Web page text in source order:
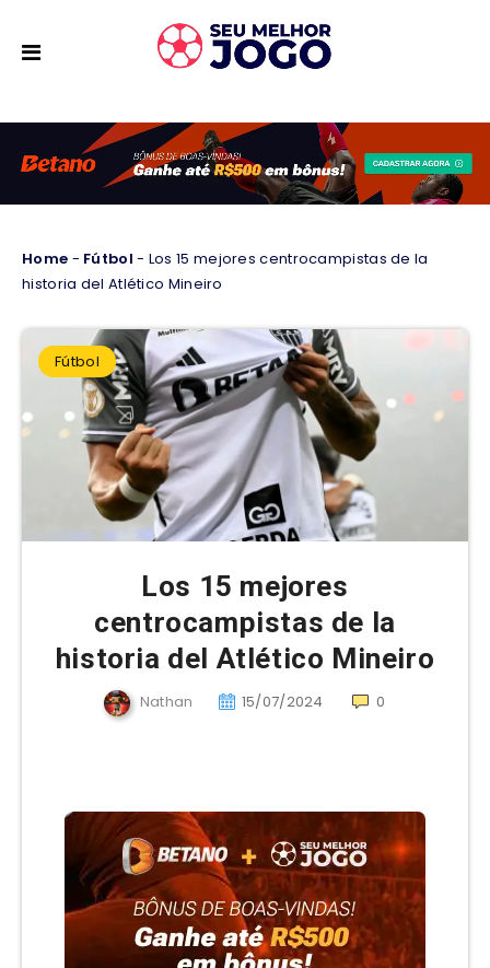
Home - Fútbol - Los 15 mejores centrocampistas de la
historia del Atlético Mineiro
Fútbol
Los 15 mejores
centrocampistas de la
historia del Atlético Mineiro
Nathan 15/07/2024 0